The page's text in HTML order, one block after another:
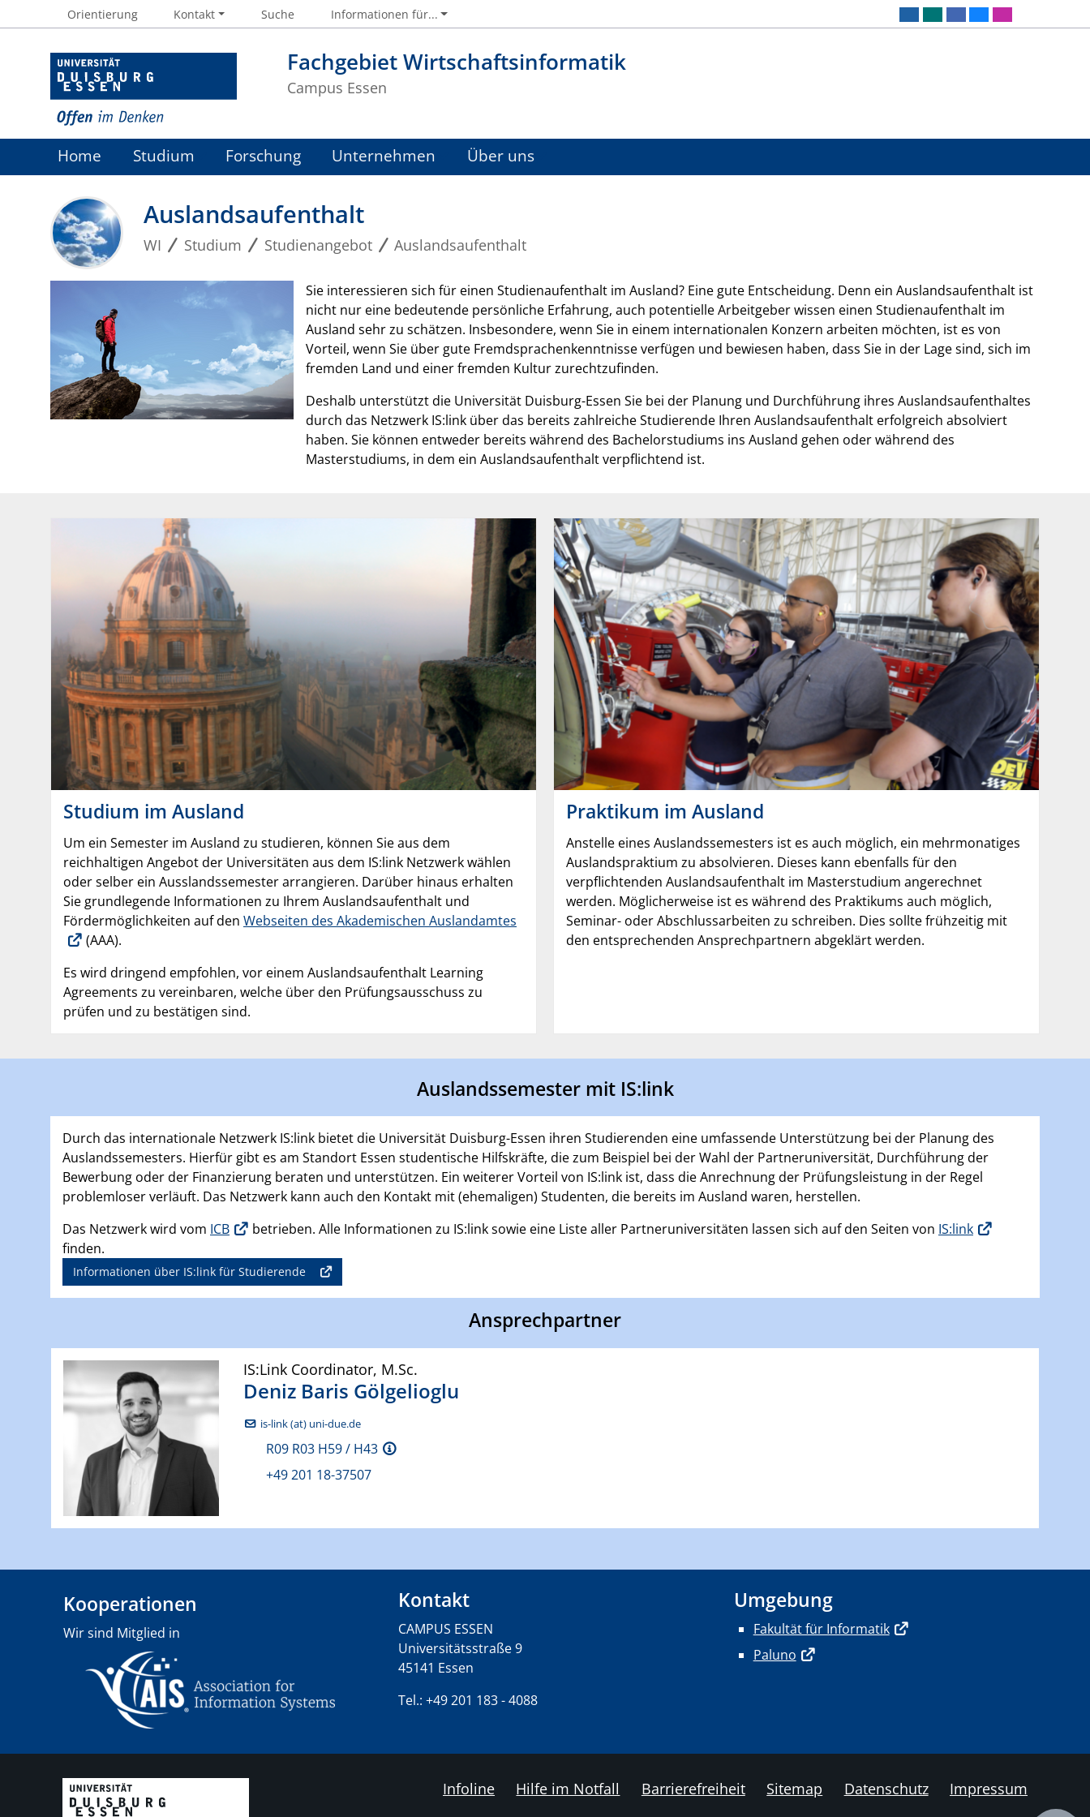
Fachgebiet Wirtschaftsinformatik
Campus Essen
Orientierung Kontakt Suche Informationen für...
Home Studium Forschung Unternehmen Über uns
Auslandsaufenthalt
WI Studium Studienangebot Auslandsaufenthalt
Sie interessieren sich für einen Studienaufenthalt im Ausland? Eine gute Entscheidung. Denn ein Auslandsaufenthalt ist
nicht nur eine bedeutende persönliche Erfahrung, auch potentielle Arbeitgeber wissen einen Studienaufenthalt im
Ausland sehr zu schätzen. Insbesondere, wenn Sie in einem internationalen Konzern arbeiten möchten, ist es von
Vorteil, wenn Sie über gute Fremdsprachenkenntnisse verfügen und bewiesen haben, dass Sie in der Lage sind, sich im
fremden Land und einer fremden Kultur zurechtzufinden.
Deshalb unterstützt die Universität Duisburg-Essen Sie bei der Planung und Durchführung ihres Auslandsaufenthaltes
durch das Netzwerk IS:link über das bereits zahlreiche Studierende Ihren Auslandsaufenthalt erfolgreich absolviert
haben. Sie können entweder bereits während des Bachelorstudiums ins Ausland gehen oder während des
Masterstudiums, in dem ein Auslandsaufenthalt verpflichtend ist.
Studium im Ausland
Um ein Semester im Ausland zu studieren, können Sie aus dem
reichhaltigen Angebot der Universitäten aus dem IS:link Netzwerk wählen
oder selber ein Ausslandssemester arrangieren. Darüber hinaus erhalten
Sie grundlegende Informationen zu Ihrem Auslandsaufenthalt und
Fördermöglichkeiten auf den Webseiten des Akademischen Auslandamtes
(AAA).
Es wird dringend empfohlen, vor einem Auslandsaufenthalt Learning
Agreements zu vereinbaren, welche über den Prüfungsausschuss zu
prüfen und zu bestätigen sind.
Praktikum im Ausland
Anstelle eines Auslandssemesters ist es auch möglich, ein mehrmonatiges
Auslandspraktium zu absolvieren. Dieses kann ebenfalls für den
verpflichtenden Auslandsaufenthalt im Masterstudium angerechnet
werden. Möglicherweise ist es während des Praktikums auch möglich,
Seminar- oder Abschlussarbeiten zu schreiben. Dies sollte frühzeitig mit
den entsprechenden Ansprechpartnern abgeklärt werden.
Auslandssemester mit IS:link
Durch das internationale Netzwerk IS:link bietet die Universität Duisburg-Essen ihren Studierenden eine umfassende Unterstützung bei der Planung des
Auslandssemesters. Hierfür gibt es am Standort Essen studentische Hilfskräfte, die zum Beispiel bei der Wahl der Partneruniversität, Durchführung der
Bewerbung oder der Finanzierung beraten und unterstützen. Ein weiterer Vorteil von IS:link ist, dass die Anrechnung der Prüfungsleistung in der Regel
problemloser verläuft. Das Netzwerk kann auch den Kontakt mit (ehemaligen) Studenten, die bereits im Ausland waren, herstellen.
Das Netzwerk wird vom ICB betrieben. Alle Informationen zu IS:link sowie eine Liste aller Partneruniversitäten lassen sich auf den Seiten von IS:link
finden.
Informationen über IS:link für Studierende
Ansprechpartner
IS:Link Coordinator, M.Sc.
Deniz Baris Gölgelioglu
is-link (at) uni-due.de
R09 R03 H59 / H43
+49 201 18-37507
Kooperationen
Wir sind Mitglied in
Kontakt
CAMPUS ESSEN
Universitätsstraße 9
45141 Essen
Tel.: +49 201 183 - 4088
Umgebung
Fakultät für Informatik
Paluno
Infoline Hilfe im Notfall Barrierefreiheit Sitemap Datenschutz Impressum